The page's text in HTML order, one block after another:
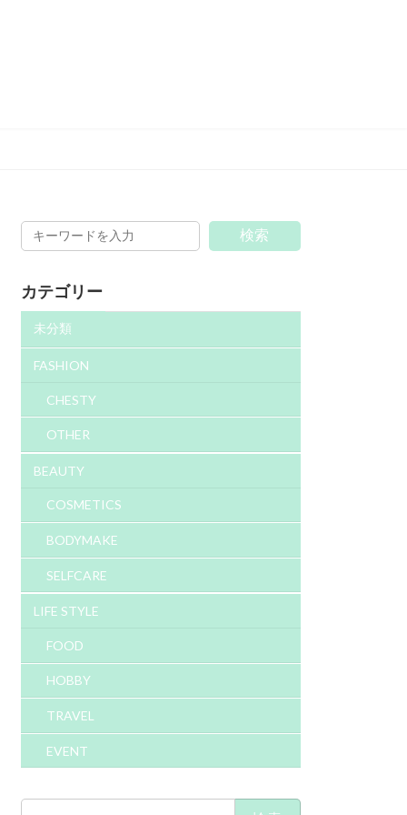
検索
カテゴリー
未分類
FASHION
CHESTY
OTHER
BEAUTY
COSMETICS
BODYMAKE
SELFCARE
LIFE STYLE
FOOD
HOBBY
TRAVEL
EVENT
検